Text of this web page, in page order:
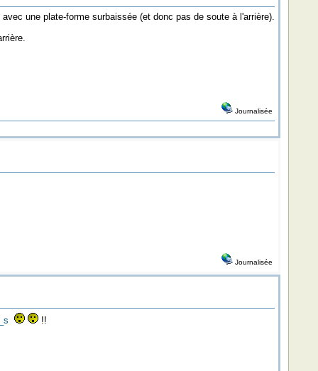
une plate-forme surbaissée (et donc pas de soute à l'arrière).
Journalisée
Journalisée
!!